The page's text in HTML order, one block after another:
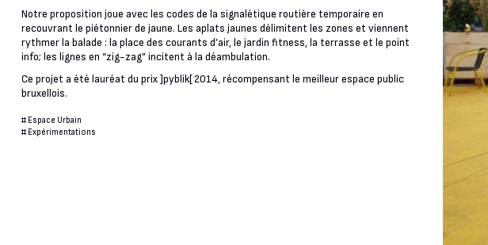
Notre proposition joue avec les codes de la signalétique routière temporaire en
recouvrant le piétonnier de jaune. Les aplats jaunes délimitent les zones et viennent
rythmer la balade : la place des courants d’air, le jardin fitness, la terrasse et le point
info; les lignes en “zig-zag” incitent à la déambulation.
Ce projet a été lauréat du prix ]pyblik[ 2014, récompensant le meilleur espace public
bruxellois.
# Espace Urbain
# Expérimentations